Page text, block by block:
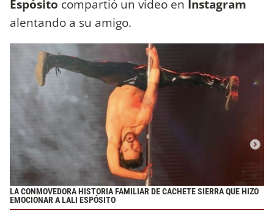
Espósito compartió un video en Instagram
alentando a su amigo.
LA CONMOVEDORA HISTORIA FAMILIAR DE CACHETE SIERRA QUE HIZO
EMOCIONAR A LALI ESPÓSITO